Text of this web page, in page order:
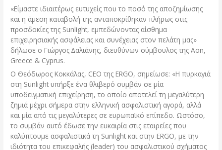
«Είµαστε ιδιαιτέρως ευτυχείς που το ποσό της αποζηµίωσης
και η άµεση καταβολή της ανταποκρίθηκαν πλήρως στις
προσδοκίες της Sunlight, εµπεδώνοντας αίσθηµα
επιχειρησιακής ασφάλειας και συνέχειας στον πελάτη µας»
δήλωσε ο Γιώργος ∆αλιάνης, διευθύνων σύµβουλος της Aon,
Greece & Cyprus.
Ο Θεόδωρος Κοκκάλας, CEO της ERGO, σηµείωσε: «Η πυρκαγιά
στη Sunlight υπήρξε ένα θλιβερό συµβάν σε µία
υποδειγµατική επιχείρηση, το οποίο αποτελεί τη µεγαλύτερη
ζηµιά µέχρι σήµερα στην ελληνική ασφαλιστική αγορά, αλλά
και µία από τις µεγαλύτερες σε ευρωπαϊκό επίπεδο. Ωστόσο,
το συµβάν αυτό έδωσε την ευκαιρία στις εταιρείες που
καλύπτουµε ασφαλιστικά τη Sunlight και στην ERGO, µε την
ιδιότητα του επικεφαλής (leader) του ασφαλιστικού σχήµατος